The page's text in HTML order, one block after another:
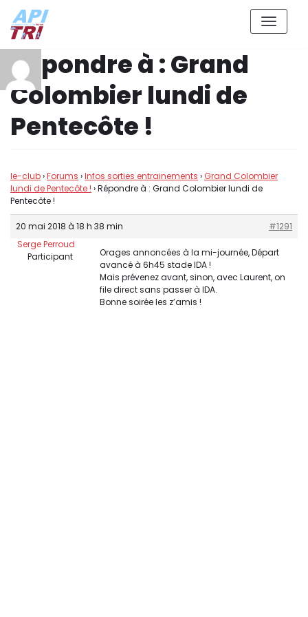
Aller
contenu
Répondre à : Grand
Colombier lundi de
Pentecôte !
le-club›Forums ›Infos sorties entrainements › Grand Colombier
lundi de Pentecôte ! ›Répondre à : Grand Colombier lundi de
Pentecôte !
20 mai 2018 à 18 h 38 min
#1291
Serge Perroud
Participant
Orages annoncées à la mi-journée, Départ
avancé à 6h45 stade IDA !
Mais prévenez avant, sinon, avec Laurent, on
file direct sans passer à IDA.
Bonne soirée les z’amis !